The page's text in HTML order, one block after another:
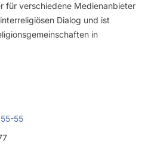
für verschiedene Medienanbieter
Dialog und ist
in
55